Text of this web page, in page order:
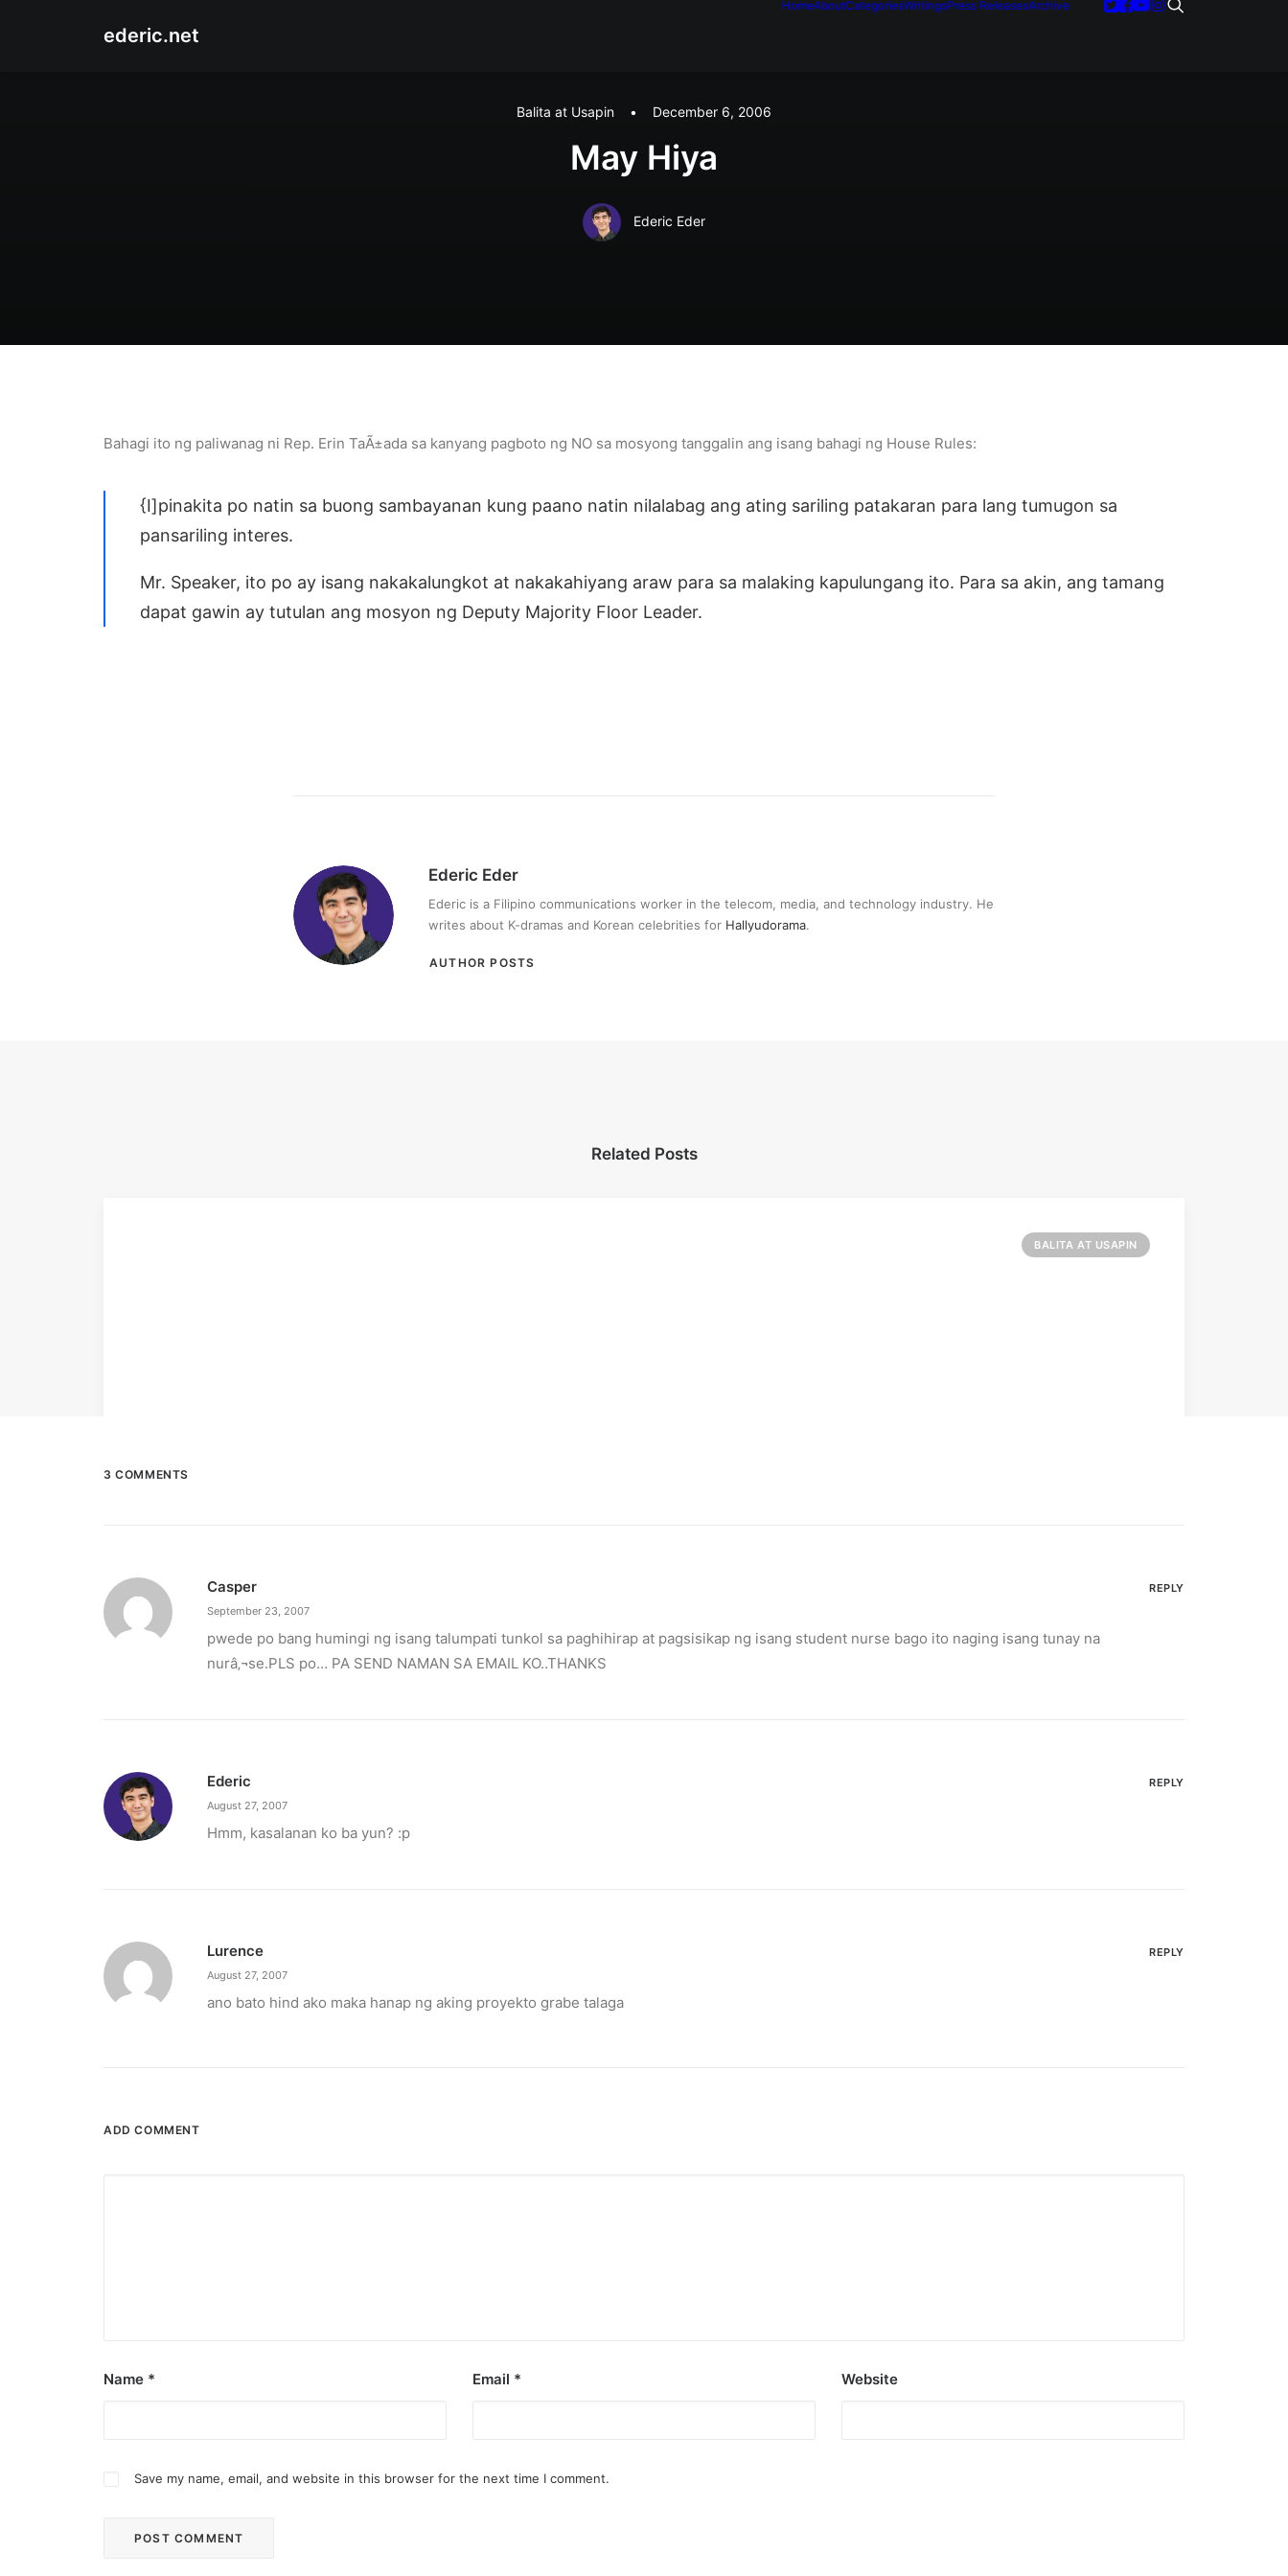
ederic.net
HomeAboutCategoriesWritingsPress ReleasesArchive
Balita at Usapin • December 6, 2006
May Hiya
Ederic Eder
Bahagi ito ng paliwanag ni Rep. Erin TaÃ±ada sa kanyang pagboto ng NO sa mosyong tanggalin ang isang bahagi ng House Rules:
{I]pinakita po natin sa buong sambayanan kung paano natin nilalabag ang ating sariling patakaran para lang tumugon sa
pansariling interes.
Mr. Speaker, ito po ay isang nakakalungkot at nakakahiyang araw para sa malaking kapulungang ito. Para sa akin, ang tamang
dapat gawin ay tutulan ang mosyon ng Deputy Majority Floor Leader.
Ederic Eder
Ederic is a Filipino communications worker in the telecom, media, and technology industry. He
writes about K-dramas and Korean celebrities for Hallyudorama.
AUTHOR POSTS
Related Posts
BALITA AT USAPIN
December 23, 2025
The Temple House unveils ‘The Art Peace’
3 COMMENTS
Casper
September 23, 2007
pwede po bang humingi ng isang talumpati tunkol sa paghihirap at pagsisikap ng isang student nurse bago ito naging isang tunay na
nurâ‚¬se.PLS po… PA SEND NAMAN SA EMAIL KO..THANKS
REPLY
Ederic
August 27, 2007
Hmm, kasalanan ko ba yun? :p
REPLY
Lurence
August 27, 2007
ano bato hind ako maka hanap ng aking proyekto grabe talaga
REPLY
ADD COMMENT
Name * Email * Website
Save my name, email, and website in this browser for the next time I comment.